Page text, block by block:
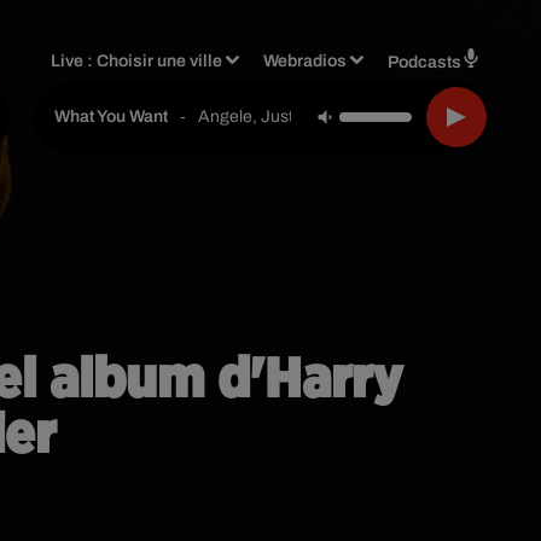
Live :Choisir une ville Webradios Podcasts
What You Want - Angele, Justice
album d'Harry